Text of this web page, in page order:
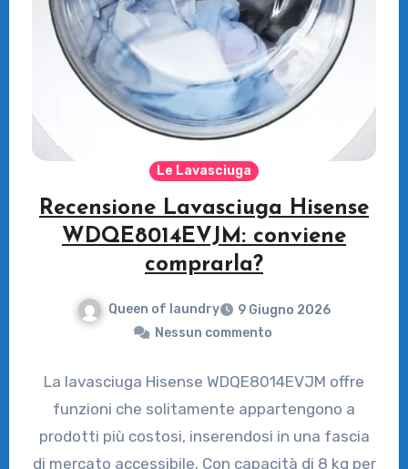
Le Lavasciuga
Recensione Lavasciuga Hisense
WDQE8014EVJM: conviene
comprarla?
Queen of laundry
9 Giugno 2026
Nessun commento
La lavasciuga Hisense WDQE8014EVJM offre
funzioni che solitamente appartengono a
prodotti più costosi, inserendosi in una fascia
di mercato accessibile. Con capacità di 8 kg per